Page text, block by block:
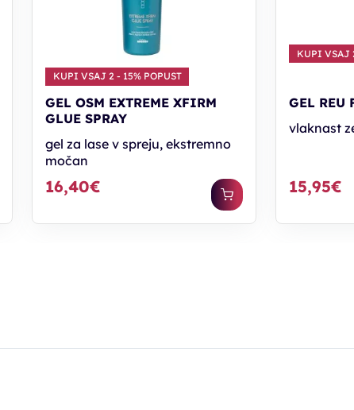
KUPI VSAJ 2 - 15% POPUST
GEL OSM EXTREME XFIRM
GLUE SPRAY
gel za lase v spreju, ekstremno
močan
16,40€
KUPI VSAJ
GEL REU
vlaknast
15,95€